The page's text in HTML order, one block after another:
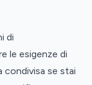
di
le esigenze di
condivisa se stai